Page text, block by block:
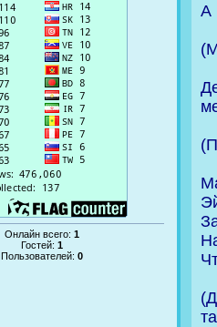
Онлайн всего:1
Гостей:1
Пользователей:0
А